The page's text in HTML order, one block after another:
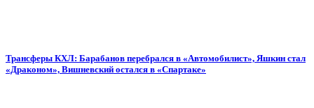
Трансферы КХЛ: Барабанов перебрался в «Автомобилист», Яшкин стал
«Драконом», Вишневский остался в «Спартаке»